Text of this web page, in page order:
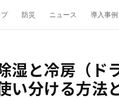
防災 ニュース 導入事例
湿と冷房（ド
い分ける方法